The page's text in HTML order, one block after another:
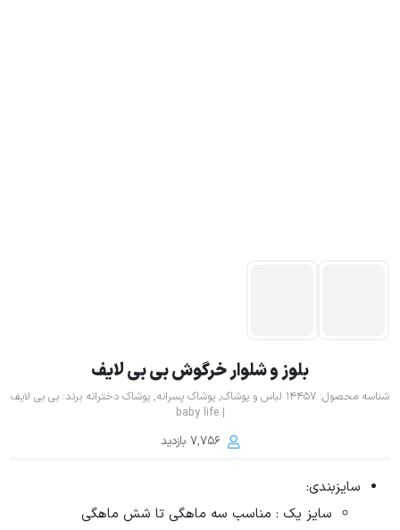
بلوز و شلوار خرگوش بی بی لایف
شناسه محصول:14457 لباس و پوشاک,پوشاک پسرانه,پوشاک دخترانه برند:بی بی لایف
7,756 بازدید
سایزبندی:
سایز یک : مناسب سه ماهگی تا شش ماهگی